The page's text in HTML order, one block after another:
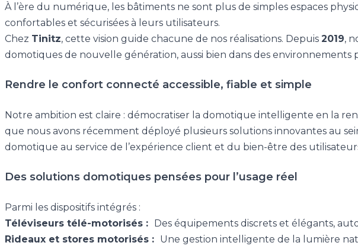
À l’ère du numérique, les bâtiments ne sont plus de simples espaces
confortables et sécurisées à leurs utilisateurs.
Chez Tinitz, cette vision guide chacune de nos réalisations. Depuis 2019,
domotiques de nouvelle génération, aussi bien dans des environnements
Rendre le confort connecté accessible, fiable et simple
Notre ambition est claire : démocratiser la domotique intelligente en la
que nous avons récemment déployé plusieurs solutions innovantes au
domotique au service de l’expérience client et du bien-être des
Des solutions domotiques pensées pour l’usage réel
Parmi les dispositifs intégrés :
Téléviseurs télé-motorisés : Des équipements discrets et élégants,
Rideaux et stores motorisés : Une gestion intelligente de la lumière